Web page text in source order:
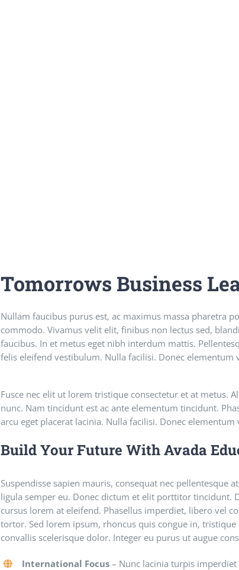
Tomorrows Business
Nullam faucibus purus est, ac maximus massa pharetra
commodo. Vivamus velit elit, finibus non lectus sed,
faucibus. In et metus eget nibh interdum mattis.
felis eleifend vestibulum. Nulla facilisi. Donec elementum
Fusce nec elit ut lorem tristique consectetur et at metus.
nunc. Nam tincidunt est ac ante elementum tincidunt.
arcu eget placerat lacinia. Nulla facilisi. Donec
Build Your Future With Avada
Suspendisse sapien mauris, consequat nec
ligula semper eu. Donec dictum et elit porttitor tincidunt.
cursus lorem at eleifend. Phasellus imperdiet, libero vel
tortor. Sed lorem ipsum, rhoncus quis congue in,
convallis scelerisque dolor. Integer eu purus ut augue
International Focus – Nunc lacinia turpis